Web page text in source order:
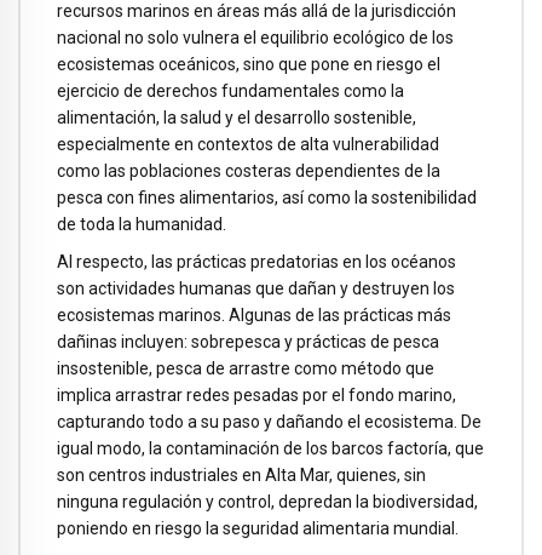
recursos marinos en áreas más allá de la jurisdicción
nacional no solo vulnera el equilibrio ecológico de los
ecosistemas oceánicos, sino que pone en riesgo el
ejercicio de derechos fundamentales como la
alimentación, la salud y el desarrollo sostenible,
especialmente en contextos de alta vulnerabilidad
como las poblaciones costeras dependientes de la
pesca con fines alimentarios, así como la sostenibilidad
de toda la humanidad.
Al respecto, las prácticas predatorias en los océanos
son actividades humanas que dañan y destruyen los
ecosistemas marinos. Algunas de las prácticas más
dañinas incluyen: sobrepesca y prácticas de pesca
insostenible, pesca de arrastre como método que
implica arrastrar redes pesadas por el fondo marino,
capturando todo a su paso y dañando el ecosistema. De
igual modo, la contaminación de los barcos factoría, que
son centros industriales en Alta Mar, quienes, sin
ninguna regulación y control, depredan la biodiversidad,
poniendo en riesgo la seguridad alimentaria mundial.